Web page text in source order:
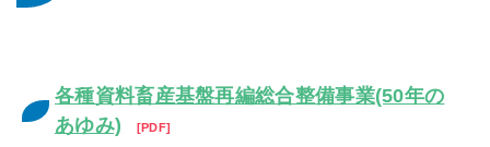
各種資料畜産基盤再編総合整備事業(50年の
あゆみ)
PDF